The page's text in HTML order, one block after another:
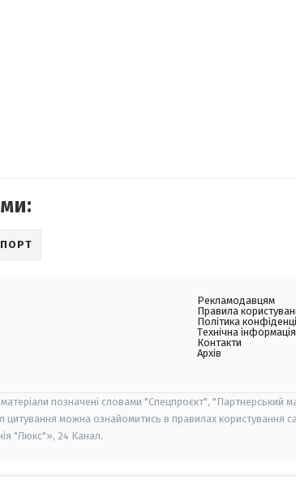
Рекламодавцям
Правила
Політика
Технічна інформація
Контакти
Архів
матеріали позначені словами "Спецпроєкт", "Партнерський
можна ознайомитись в правилах користування
"Люкс"», 24 Канал.